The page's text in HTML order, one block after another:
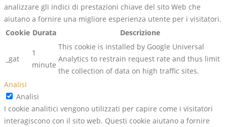
analizzare gli indici di prestazioni chiave del sito Web che
aiutano a fornire una migliore esperienza utente per i visitatori.
Cookie Durata Descrizione
_gat
1
minute
This cookie is installed by Google Universal
Analytics to restrain request rate and thus limit
the collection of data on high traffic sites.
Analisi
Analisi
I cookie analitici vengono utilizzati per capire come i visitatori
interagiscono con il sito web. Questi cookie aiutano a fornire